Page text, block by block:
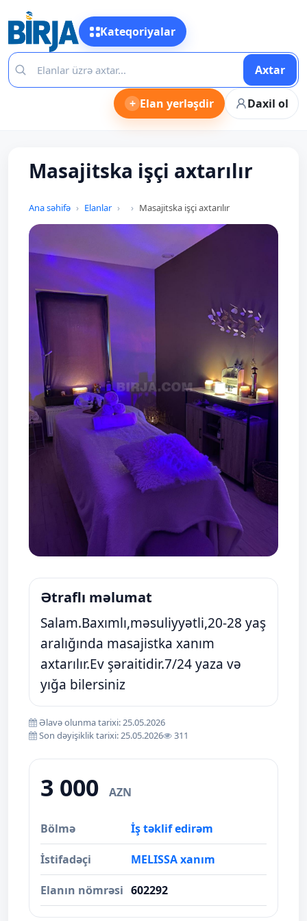
Kateqoriyalar
Axtar
+ Elan yerləşdir Daxil ol
Masajitska işçi axtarılır
Ana səhifə Elanlar Masajitska işçi axtarılır
Ətraflı məlumat
Salam.Baxımlı,məsuliyyətli,20-28 yaş
aralığında masajistka xanım
axtarılır.Ev şəraitidir.7/24 yaza və
yığa bilersiniz
Əlavə olunma tarixi: 25.05.2026
Son dəyişiklik tarixi: 25.05.2026
311
3 000 AZN
Bölmə İş təklif edirəm
İstifadəçi MELISSA xanım
Elanın nömrəsi 602292